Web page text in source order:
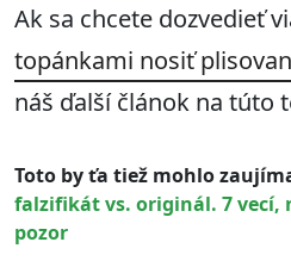
Ak sa chcete dozvedieť
topánkami nosiť
náš ďalší článok na túto
Toto by ťa tiež mohlo
falzifikát vs. originál. 7 vecí,
pozor